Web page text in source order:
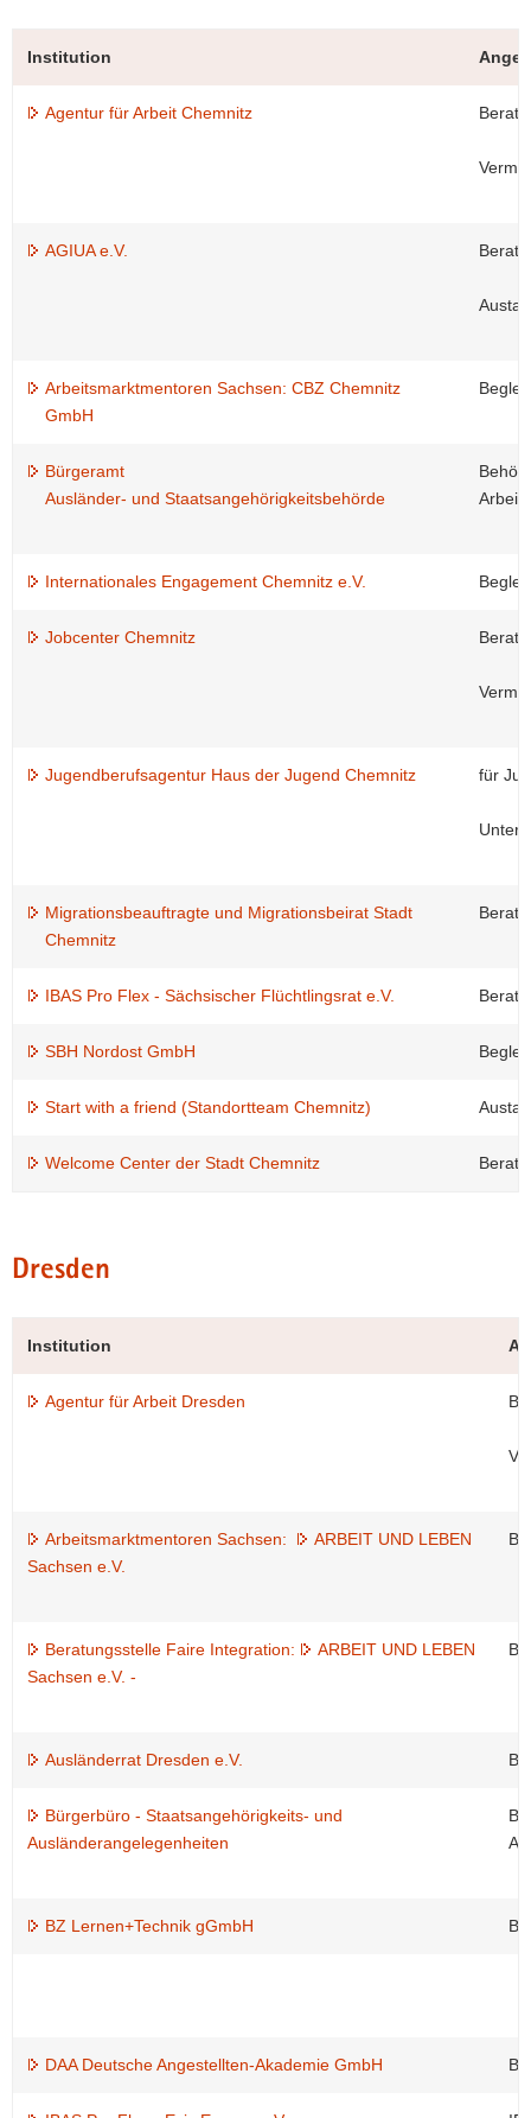
Institution
Agentur für Arbeit Chemnitz
AGIUA e.V.
Arbeitsmarktmentoren Sachsen: CBZ Chemnitz
GmbH
Bürgeramt
Ausländer- und Staatsangehörigkeitsbehörde
Internationales Engagement Chemnitz e.V.
Jobcenter Chemnitz
Jugendberufsagentur Haus der Jugend Chemnitz für
Migrationsbeauftragte und Migrationsbeirat Stadt
Chemnitz
IBAS Pro Flex - Sächsischer Flüchtlingsrat e.V.
SBH Nordost GmbH
Start with a friend (Standortteam Chemnitz)
Welcome Center der Stadt Chemnitz
Dresden
Institution
Agentur für Arbeit Dresden
Arbeitsmarktmentoren Sachsen:
ARBEIT UND LEBEN
Sachsen e.V.
Beratungsstelle Faire Integration:
ARBEIT UND LEBEN
Sachsen e.V. -
Ausländerrat Dresden e.V.
Bürgerbüro - Staatsangehörigkeits- und
Ausländerangelegenheiten
BZ Lernen+Technik gGmbH
DAA Deutsche Angestellten-Akademie GmbH